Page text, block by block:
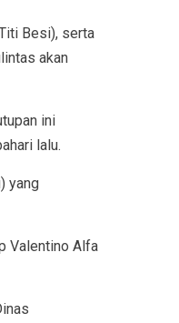
Besi), serta
akan
ini
lalu.
yang
Valentino Alfa